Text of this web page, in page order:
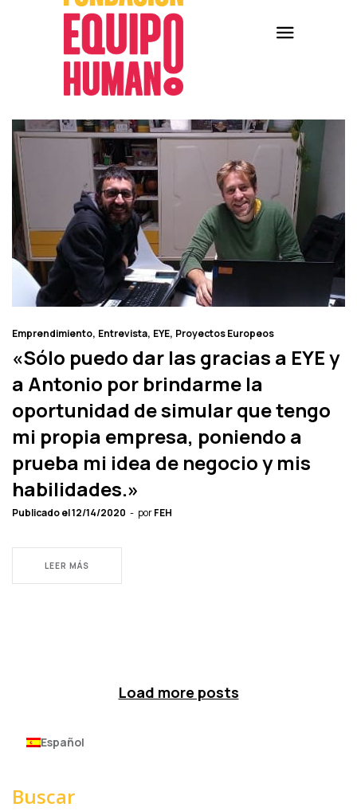
Emprendimiento Entrevista EYE Proyectos Europeos
«Sólo puedo dar las gracias a EYE y
a Antonio por brindarme la
oportunidad de simular que tengo
mi propia empresa, poniendo a
prueba mi idea de negocio y mis
habilidades.»
Publicado el12/14/2020 porFEH
LEER MÁS
Load more posts
Español
Buscar